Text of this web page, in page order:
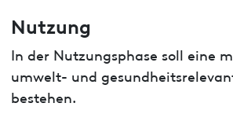
Nutzung
In der Nutzungsphase soll eine
umwelt- und
bestehen.